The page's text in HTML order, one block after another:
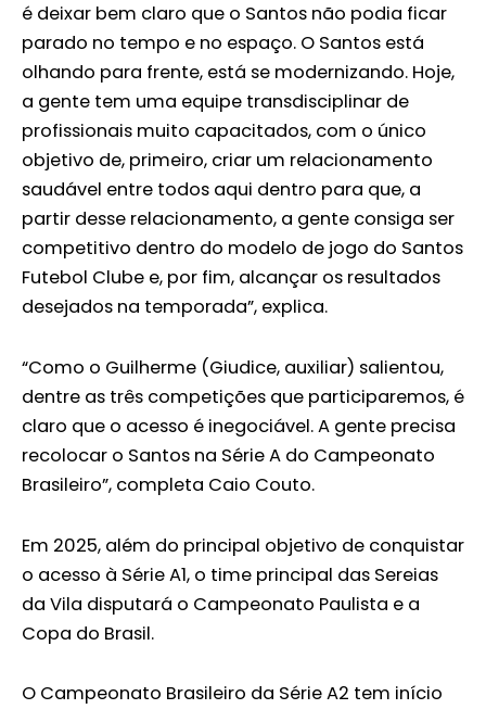
é deixar bem claro que o Santos não podia ficar
parado no tempo e no espaço. O Santos está
olhando para frente, está se modernizando. Hoje,
a gente tem uma equipe transdisciplinar de
profissionais muito capacitados, com o único
objetivo de, primeiro, criar um relacionamento
saudável entre todos aqui dentro para que, a
partir desse relacionamento, a gente consiga ser
competitivo dentro do modelo de jogo do Santos
Futebol Clube e, por fim, alcançar os resultados
desejados na temporada”, explica.
“Como o Guilherme (Giudice, auxiliar) salientou,
dentre as três competições que participaremos, é
claro que o acesso é inegociável. A gente precisa
recolocar o Santos na Série A do Campeonato
Brasileiro”, completa Caio Couto.
Em 2025, além do principal objetivo de conquistar
o acesso à Série A1, o time principal das Sereias
da Vila disputará o Campeonato Paulista e a
Copa do Brasil.
O Campeonato Brasileiro da Série A2 tem início